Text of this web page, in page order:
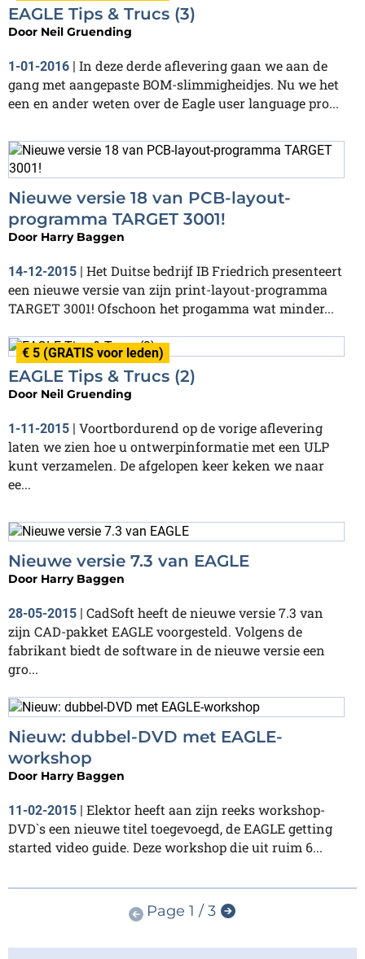
EAGLE Tips & Trucs (3)
Door Neil Gruending
1-01-2016 | In deze derde aflevering gaan we aan de
gang met aangepaste BOM-slimmigheidjes. Nu we het
een en ander weten over de Eagle user language pro...
Nieuwe versie 18 van PCB-layout-
programma TARGET 3001!
Door Harry Baggen
14-12-2015 | Het Duitse bedrijf IB Friedrich presenteert
een nieuwe versie van zijn print-layout-programma
TARGET 3001! Ofschoon het progamma wat minder...
€ 5 (GRATIS voor leden)
EAGLE Tips & Trucs (2)
Door Neil Gruending
1-11-2015 | Voortbordurend op de vorige aflevering
laten we zien hoe u ontwerpinformatie met een ULP
kunt verzamelen. De afgelopen keer keken we naar
ee...
Nieuwe versie 7.3 van EAGLE
Door Harry Baggen
28-05-2015
CadSoft heeft de nieuwe versie 7.3 van
zijn CAD-pakket EAGLE voorgesteld. Volgens de
fabrikant biedt de software in de nieuwe versie een
gro...
Nieuw: dubbel-DVD met EAGLE-
workshop
Door Harry Baggen
11-02-2015 | Elektor heeft aan zijn reeks workshop-
DVD`s een nieuwe titel toegevoegd, de EAGLE getting
started video guide. Deze workshop die uit ruim 6...
Page 1 / 3